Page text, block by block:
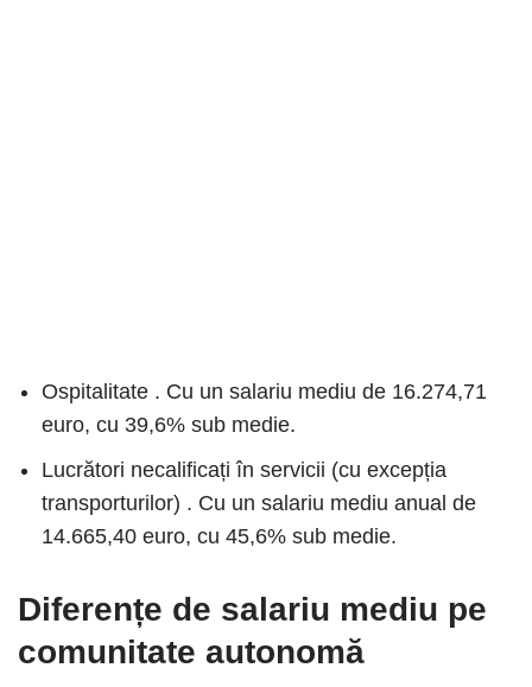
Ospitalitate . Cu un salariu mediu de 16.274,71
euro, cu 39,6% sub medie.
Lucrători necalificați în servicii (cu excepția
transporturilor) . Cu un salariu mediu anual de
14.665,40 euro, cu 45,6% sub medie.
Diferențe de salariu mediu pe
comunitate autonomă